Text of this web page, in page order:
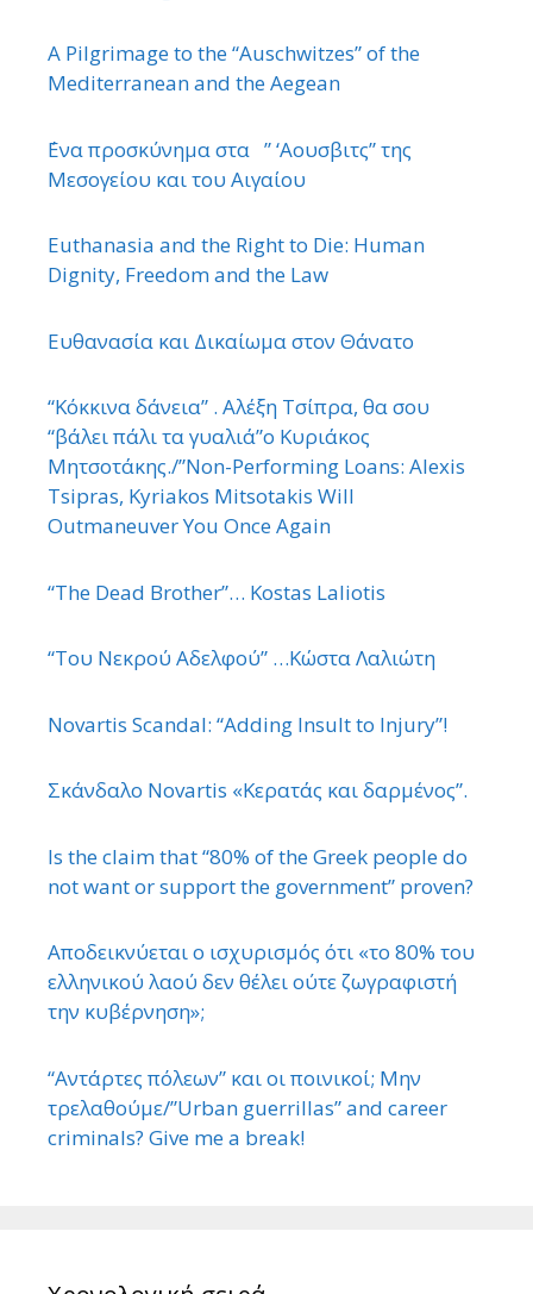
A Pilgrimage to the “Auschwitzes” of the
Mediterranean and the Aegean
΄Ενα προσκύνημα στα ” ‘Αουσβιτς” της
Μεσογείου και του Αιγαίου
Euthanasia and the Right to Die: Human
Dignity, Freedom and the Law
Ευθανασία και Δικαίωμα στον Θάνατο
“Κόκκινα δάνεια” . Αλέξη Τσίπρα, θα σου
“βάλει πάλι τα γυαλιά”ο Κυριάκος
Μητσοτάκης./”Non-Performing Loans: Alexis
Tsipras, Kyriakos Mitsotakis Will
Outmaneuver You Once Again
“The Dead Brother”… Kostas Laliotis
“Του Νεκρού Αδελφού” …Κώστα Λαλιώτη
Novartis Scandal: “Adding Insult to Injury”!
Σκάνδαλο Novartis «Κερατάς και δαρμένος”.
Is the claim that “80% of the Greek people do
not want or support the government” proven?
Αποδεικνύεται ο ισχυρισμός ότι «το 80% του
ελληνικού λαού δεν θέλει ούτε ζωγραφιστή
την κυβέρνηση»;
“Αντάρτες πόλεων” και οι ποινικοί; Μην
τρελαθούμε/”Urban guerrillas” and career
criminals? Give me a break!